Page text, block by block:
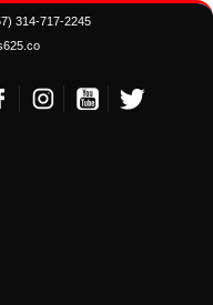
314-717-2245